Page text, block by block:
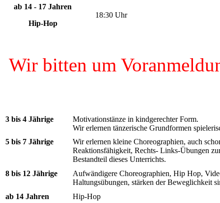
ab 14 - 17 Jahren
Hip-Hop
18:30 Uhr
Wir bitten um
3 bis 4 Jährige
Motivationstänze in kindgerechter Form.
Wir erlernen tänzerische Grundformen
5 bis 7 Jährige
Wir erlernen kleine Choreographien, auch
Reaktionsfähigkeit, Rechts- Links-Übungen
Bestandteil dieses Unterrichts.
8 bis 12 Jährige
Aufwändigere Choreographien, Hip Hop,
Haltungsübungen, stärken der Beweglichkeit
ab 14 Jahren
Hip-Hop